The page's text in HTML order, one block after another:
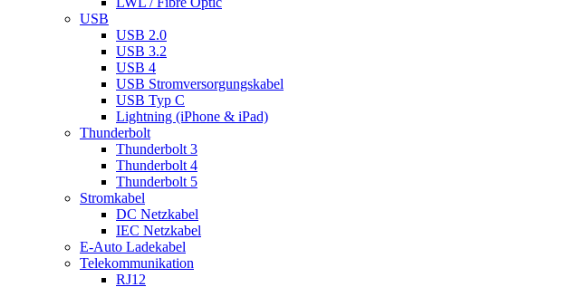
USB
USB 2.0
USB 3.2
USB 4
USB Stromversorgungskabel
USB Typ C
Lightning (iPhone & iPad)
Thunderbolt
Thunderbolt 3
Thunderbolt 4
Thunderbolt 5
Stromkabel
DC Netzkabel
IEC Netzkabel
E-Auto Ladekabel
Telekommunikation
RJ12